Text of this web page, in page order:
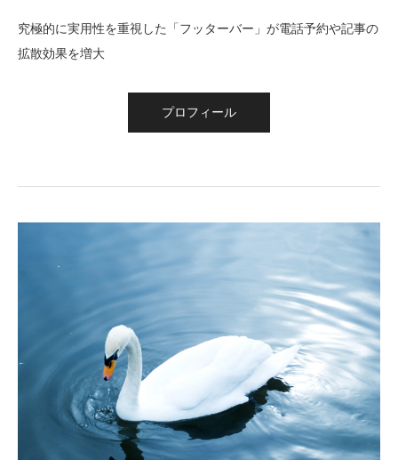
究極的に実用性を重視した「フッターバー」が電話予約や記事の
拡散効果を増大
プロフィール